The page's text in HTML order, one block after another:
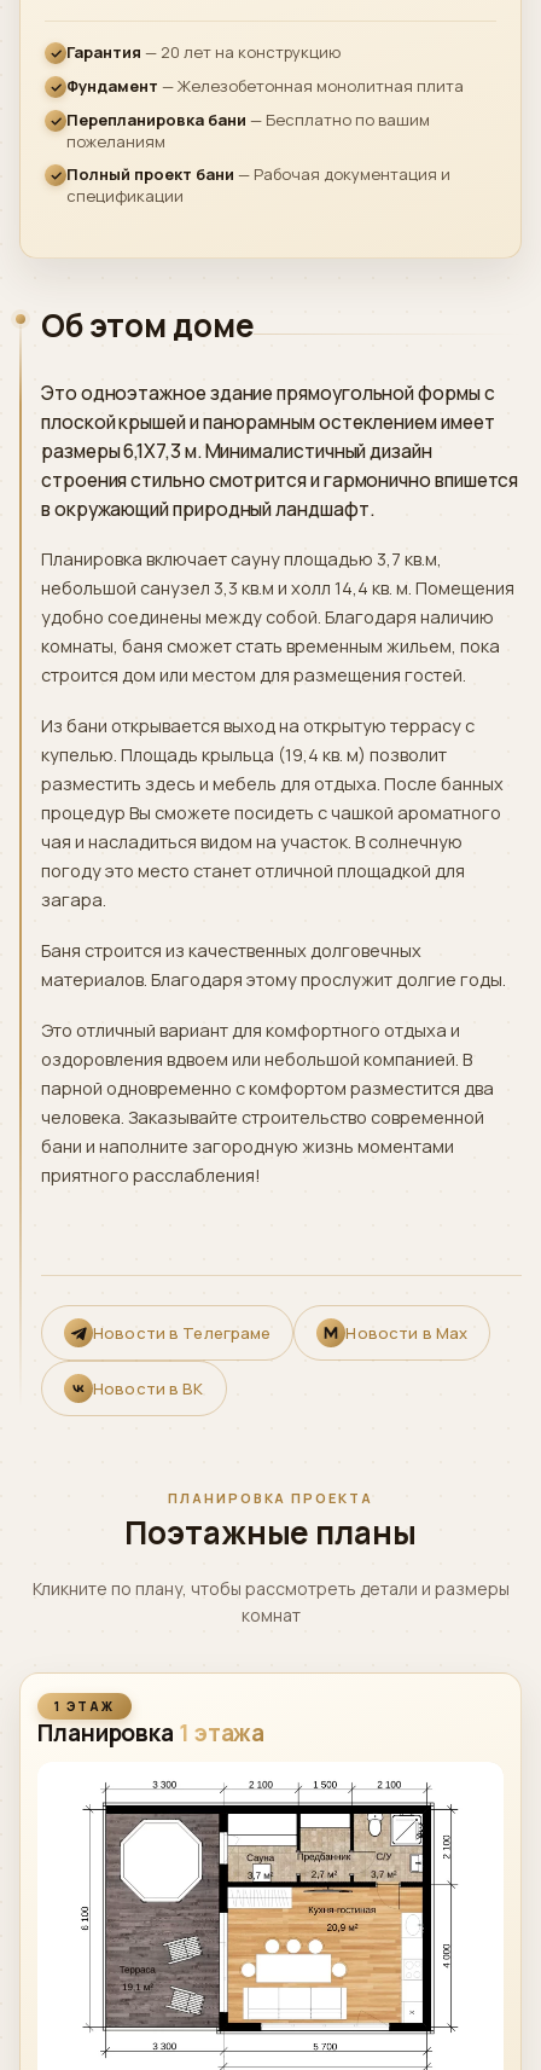
Гарантия — 20 лет на конструкцию
Фундамент — Железобетонная монолитная плита
Перепланировка бани — Бесплатно по вашим
пожеланиям
Полный проект бани — Рабочая документация и
спецификации
Об этом доме
Это одноэтажное здание прямоугольной формы с
плоской крышей и панорамным остеклением имеет
размеры 6,1X7,3 м. Минималистичный дизайн
строения стильно смотрится и гармонично впишется
в окружающий природный ландшафт.
Планировка включает сауну площадью 3,7 кв.м,
небольшой санузел 3,3 кв.м и холл 14,4 кв. м. Помещения
удобно соединены между собой. Благодаря наличию
комнаты, баня сможет стать временным жильем, пока
строится дом или местом для размещения гостей.
Из бани открывается выход на открытую террасу с
купелью. Площадь крыльца (19,4 кв. м) позволит
разместить здесь и мебель для отдыха. После банных
процедур Вы сможете посидеть с чашкой ароматного
чая и насладиться видом на участок. В солнечную
погоду это место станет отличной площадкой для
загара.
Баня строится из качественных долговечных
материалов. Благодаря этому прослужит долгие годы.
Это отличный вариант для комфортного отдыха и
оздоровления вдвоем или небольшой компанией. В
парной одновременно с комфортом разместится два
человека. Заказывайте строительство современной
бани и наполните загородную жизнь моментами
приятного расслабления!
Новости в Телеграме Новости в Max
Новости в ВК
ПЛАНИРОВКА ПРОЕКТА
Поэтажные планы
Кликните по плану, чтобы рассмотреть детали и размеры
комнат
1 ЭТАЖ
Планировка 1 этажа